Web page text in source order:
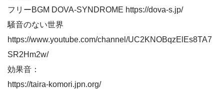
フリーBGM DOVA-SYNDROME https://dova-s.jp/
騒音のない世界
https://www.youtube.com/channel/UC2KNOBqzElEs8TA7
SR2Hm2w/
効果音：
https://taira-komori.jpn.org/